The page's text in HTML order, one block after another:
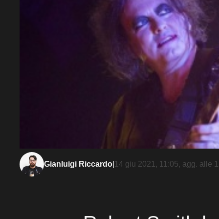
Gianluigi Riccardo 14 giu 2021, 11:05, agg. alle